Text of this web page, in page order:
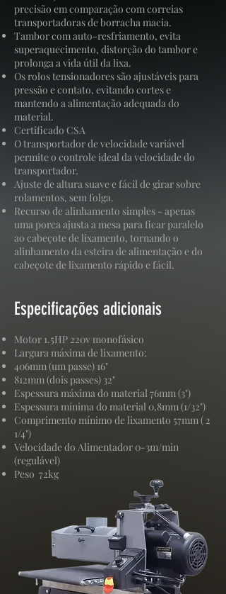
precisão em comparação com correias
transportadoras de borracha macia.
Tambor com auto-resfriamento, evita
superaquecimento, distorção do tambor e
prolonga a vida útil da lixa.
Os rolos tensionadores são ajustáveis ​​para
pressão e contato, evitando cortes e
mantendo a alimentação adequada do
material.
Certificado CSA
O transportador de velocidade variável
permite o controle ideal da velocidade do
transportador.
Ajuste de altura suave e fácil de girar sobre
rolamentos, sem folga.
Recurso de alinhamento simples - apenas
uma porca ajusta a mesa para ficar paralelo
ao cabeçote de lixamento, tornando o
alinhamento da esteira de alimentação e do
cabeçote de lixamento rápido e fácil.
Especificações adicionais
Motor 1.5HP 220v monofásico
Largura máxima de lixamento:
406mm (um passe) 16"
812mm (dois passes) 32"
Espessura máxima do material 76mm (3")
Espessura mínima do material 0,8mm (1/32")
Comprimento mínimo de lixamento 57mm ( 2
1/4")
Velocidade do Alimentador 0-3m/min
(regulável)
Peso 72kg